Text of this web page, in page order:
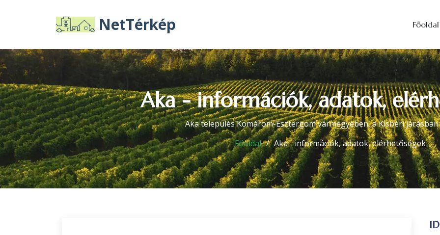
NetTérkép Főoldal
Aka - információk, adatok,
Aka település Komárom-Esztergom vármegyében, a Kisbéri
Főoldal
Aka - információk, adatok, elérhetőségek